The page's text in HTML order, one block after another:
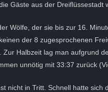
Gäste aus der Dreiflüssestadt
Wölfe, der sie bis zur 16.
der 8 zugesprochenen
Halbzeit lag man aufgrund
unnötig mit 33:37 zurück
nicht in Tritt. Schnell hatte sich